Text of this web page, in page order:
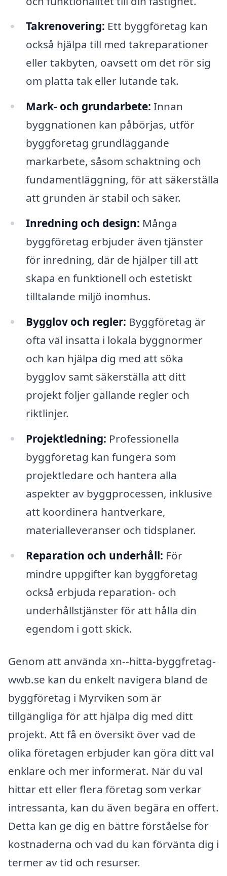
Takrenovering: Ett byggföretag kan
också hjälpa till med takreparationer
eller takbyten, oavsett om det rör sig
om platta tak eller lutande tak.
Mark- och grundarbete: Innan
byggnationen kan påbörjas, utför
byggföretag grundläggande
markarbete, såsom schaktning och
fundamentläggning, för att säkerställa
att grunden är stabil och säker.
Inredning och design: Många
byggföretag erbjuder även tjänster
för inredning, där de hjälper till att
skapa en funktionell och estetiskt
tilltalande miljö inomhus.
Bygglov och regler: Byggföretag är
ofta väl insatta i lokala byggnormer
och kan hjälpa dig med att söka
bygglov samt säkerställa att ditt
projekt följer gällande regler och
riktlinjer.
Projektledning: Professionella
byggföretag kan fungera som
projektledare och hantera alla
aspekter av byggprocessen, inklusive
att koordinera hantverkare,
materialleveranser och tidsplaner.
Reparation och underhåll: För
mindre uppgifter kan byggföretag
också erbjuda reparation- och
underhållstjänster för att hålla din
egendom i gott skick.
Genom att använda xn--hitta-byggfretag-
wwb.se kan du enkelt navigera bland de
byggföretag i Myrviken som är
tillgängliga för att hjälpa dig med ditt
projekt. Att få en översikt över vad de
olika företagen erbjuder kan göra ditt val
enklare och mer informerat. När du väl
hittar ett eller flera företag som verkar
intressanta, kan du även begära en offert.
Detta kan ge dig en bättre förståelse för
kostnaderna och vad du kan förvänta dig i
termer av tid och resurser.